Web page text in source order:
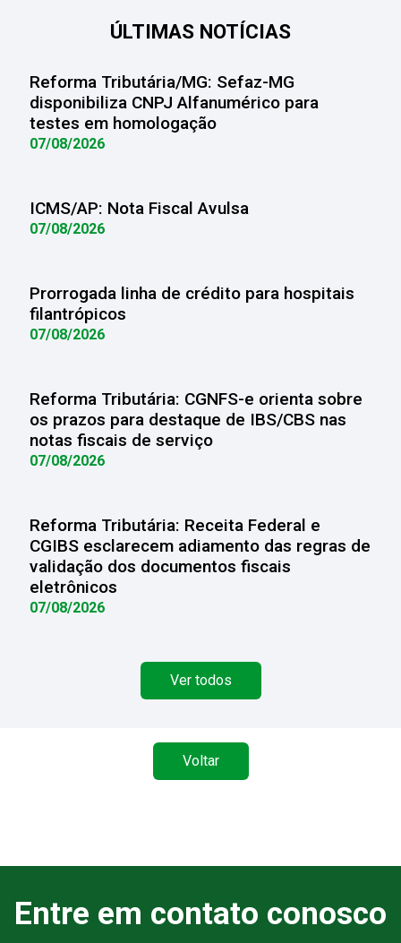
ÚLTIMAS NOTÍCIAS
Reforma Tributária/MG: Sefaz-MG
disponibiliza CNPJ Alfanumérico para
testes em homologação
07/08/2026
ICMS/AP: Nota Fiscal Avulsa
07/08/2026
Prorrogada linha de crédito para hospitais
filantrópicos
07/08/2026
Reforma Tributária: CGNFS-e orienta sobre
os prazos para destaque de IBS/CBS nas
notas fiscais de serviço
07/08/2026
Reforma Tributária: Receita Federal e
CGIBS esclarecem adiamento das regras de
validação dos documentos fiscais
eletrônicos
07/08/2026
Ver todos
Voltar
Entre em contato conosco